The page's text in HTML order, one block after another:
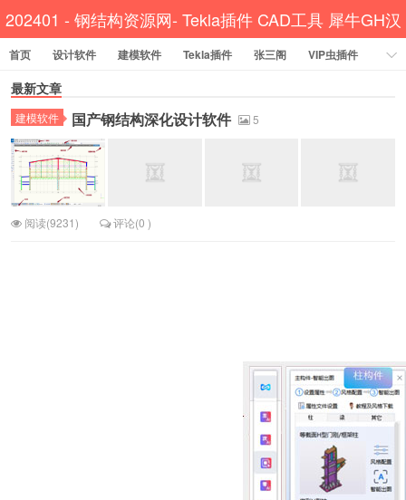
202401 - 钢结构资源网- Tekla插件 CAD工具 犀牛GH汉
化
首页 设计软件 建模软件 Tekla插件 张三阁
VIP虫插件
CAD插件
资讯教程
工程模型 关于网站
最新文章
建模软件 国产钢结构深化设计软件 5
阅读(9231) 评论(0 )